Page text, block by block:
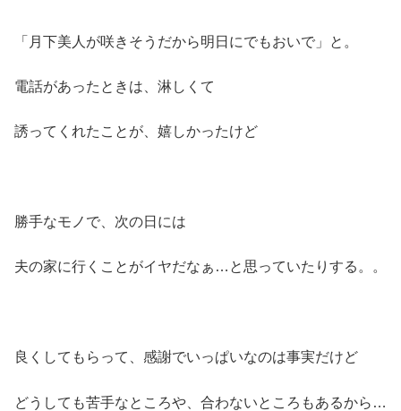
「月下美人が咲きそうだから明日にでもおいで」と。
電話があったときは、淋しくて
誘ってくれたことが、嬉しかったけど
勝手なモノで、次の日には
夫の家に行くことがイヤだなぁ…と思っていたりする。。
良くしてもらって、感謝でいっぱいなのは事実だけど
どうしても苦手なところや、合わないところもあるから…